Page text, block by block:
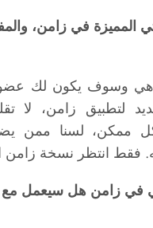
المميزة في زامن،
وسوف يكون لك
لتطبيق زامن، لا
ممكن، لسنا ممن
فقط انتظر نسخة زامن
في زامن هل سيعمل